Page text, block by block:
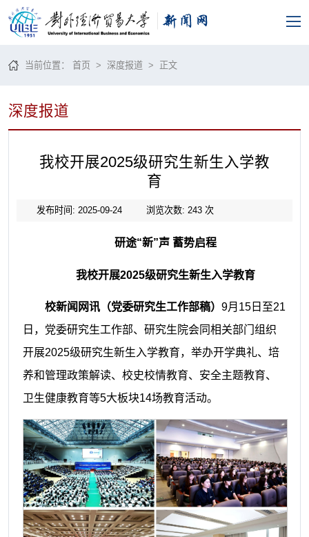
当前位置：首页 >深度报道 > 正文
深度报道
我校开展2025级研究生新生入学教
育
发布时间: 2025-09-24 浏览次数: 243次
研途“新”声 蓄势启程
我校开展2025级研究生新生入学教育
校新闻网讯（党委研究生工作部稿） 9月15日至21
日，党委研究生工作部、研究生院会同相关部门组织
开展2025级研究生新生入学教育，举办开学典礼、培
养和管理政策解读、校史校情教育、安全主题教育、
卫生健康教育等5大板块14场教育活动。